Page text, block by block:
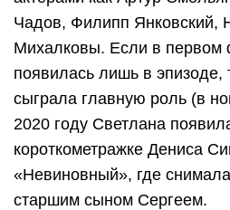
Чадов, Филипп Янковский,
Михалковы. Если в первом
появилась лишь в эпизоде,
сыграла главную роль (в
2020 году Светлана
короткометражке Дениса
«Невиновный», где
старшим сыном Сергеем.